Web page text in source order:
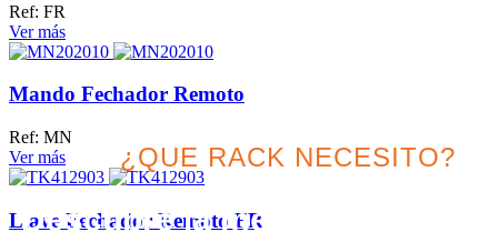
Ref: FR
Ver más
Mando Fechador Remoto
Ref: MN
Ver más
Llave Fechador Remoto FR
¿QUE RACK NECESITO?
Descubre la mejor solución